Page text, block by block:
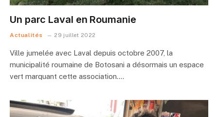
Un parc Laval en Roumanie
Actualités 29 juillet 2022
Ville jumelée avec Laval depuis octobre 2007, la
municipalité roumaine de Botosani a désormais un espace
vert marquant cette association.…